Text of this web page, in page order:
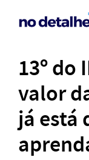
13º do
valor
já está